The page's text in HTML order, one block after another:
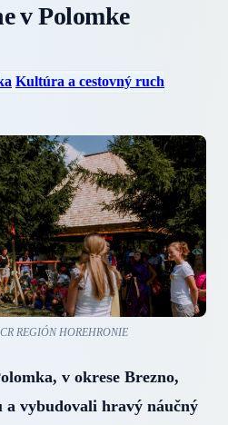
v Polomke
Kultúra a cestovný ruch
REGIÓN HOREHRONIE
v okrese Brezno,
vybudovali hravý náučný